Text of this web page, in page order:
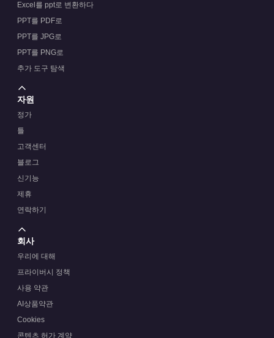
Excel를 ppt로 변환하다
PPT를 PDF로
PPT를 JPG로
PPT를 PNG로
추가 도구 탐색
자원
정가
틀
고객센터
블로그
신기능
제휴
연락하기
회사
우리에 대해
프라이버시 정책
사용 약관
AI상품약관
Cookies
콘텐츠 허가 계약